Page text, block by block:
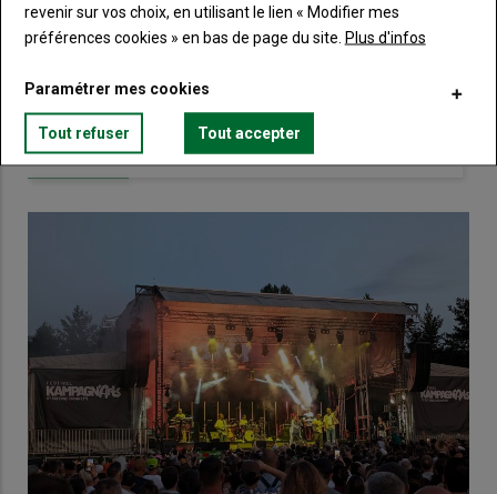
Touraine.
VOUS AIMEREZ AUSSI
revenir sur vos choix, en utilisant le lien « Modifier mes
préférences cookies » en bas de page du site. Plus d'infos
Paramétrer mes cookies
Tout refuser Tout accepter